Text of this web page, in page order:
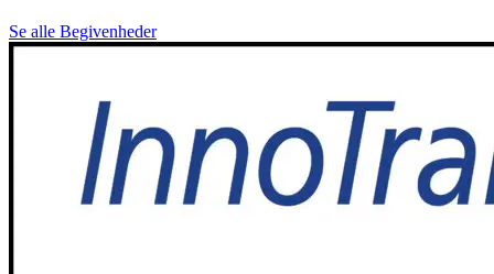
Se alle Begivenheder